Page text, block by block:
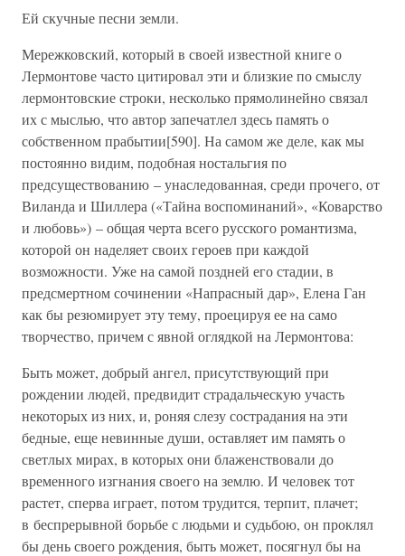
Ей скучные песни земли.
Мережковский, который в своей известной книге о
Лермонтове часто цитировал эти и близкие по смыслу
лермонтовские строки, несколько прямолинейно связал
их с мыслью, что автор запечатлел здесь память о
собственном прабытии[590]. На самом же деле, как мы
постоянно видим, подобная ностальгия по
предсуществованию – унаследованная, среди прочего, от
Виланда и Шиллера («Тайна воспоминаний», «Коварство
и любовь») – общая черта всего русского романтизма,
которой он наделяет своих героев при каждой
возможности. Уже на самой поздней его стадии, в
предсмертном сочинении «Напрасный дар», Елена Ган
как бы резюмирует эту тему, проецируя ее на само
творчество, причем с явной оглядкой на Лермонтова:
Быть может, добрый ангел, присутствующий при
рождении людей, предвидит страдальческую участь
некоторых из них, и, роняя слезу сострадания на эти
бедные, еще невинные души, оставляет им память о
светлых мирах, в которых они блаженствовали до
временного изгнания своего на землю. И человек тот
растет, сперва играет, потом трудится, терпит, плачет;
в беспрерывной борьбе с людьми и судьбою, он проклял
бы день своего рождения, быть может, посягнул бы на